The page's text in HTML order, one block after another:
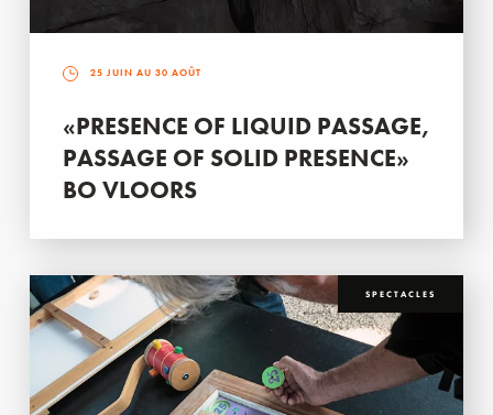
25 JUIN AU 30 AOÛT
«PRESENCE OF LIQUID PASSAGE,
PASSAGE OF SOLID PRESENCE»
BO VLOORS
SPECTACLES